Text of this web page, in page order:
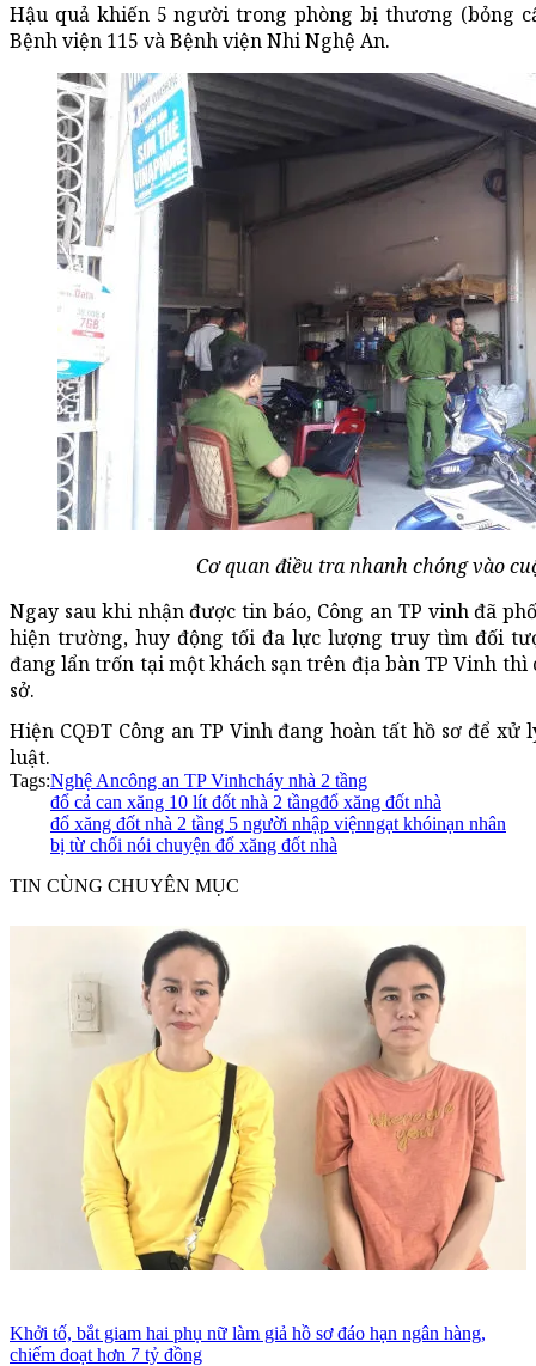
Hậu quả khiến 5 người trong phòng bị thương (bỏng
Bệnh viện 115 và Bệnh viện Nhi Nghệ An.
Cơ quan điều tra nhanh chóng vào
Ngay sau khi nhận được tin báo, Công an TP vinh đã
hiện trường, huy động tối đa lực lượng truy tìm đối
đang lẩn trốn tại một khách sạn trên địa bàn TP Vinh
sở.
Hiện CQĐT Công an TP Vinh đang hoàn tất hồ sơ để
luật.
Tags:Nghệ Ancông an TP Vinhcháy nhà 2 tầng
đổ cả can xăng 10 lít đốt nhà 2 tầngđổ xăng đốt nhà
đổ xăng đốt nhà 2 tầng 5 người nhập việnngạt khóinạn nhân
bị từ chối nói chuyện đổ xăng đốt nhà
TIN CÙNG CHUYÊN MỤC
Khởi tố, bắt giam hai phụ nữ làm giả hồ sơ đáo hạn ngân hàng,
chiếm đoạt hơn 7 tỷ đồng